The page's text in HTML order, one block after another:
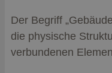
Der Begriff
die physische
verbundenen